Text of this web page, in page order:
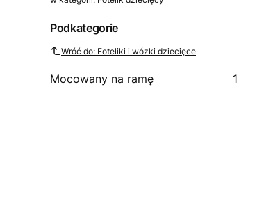
Podkategorie
Wróć do: Foteliki i wózki dziecięce
Mocowany na ramę 1